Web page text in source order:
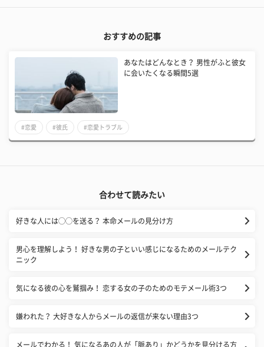
おすすめの記事
あなたはどんなとき？ 男性がふと彼女
に会いたくなる瞬間5選
#恋愛 #彼氏 #恋愛トラブル
合わせて読みたい
好きな人には◯◯を送る？ 本命メールの見分け方
男心を理解しよう！ 好きな男の子といい感じになるためのメールテク
ニック
気になる彼の心を鷲掴み！ 恋する女の子のためのモテメール術3つ
嫌われた？ 大好きな人からメールの返信が来ない理由3つ
メールでわかる！ 気になるあの人が「脈あり」かどうかを見分ける方